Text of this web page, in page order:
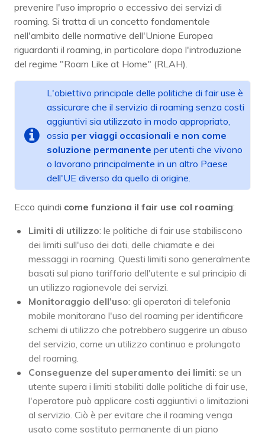
prevenire l'uso improprio o eccessivo dei servizi di
roaming. Si tratta di un concetto fondamentale
nell'ambito delle normative dell'Unione Europea
riguardanti il roaming, in particolare dopo l'introduzione
del regime "Roam Like at Home" (RLAH).
L'obiettivo principale delle politiche di fair use è
assicurare che il servizio di roaming senza costi
aggiuntivi sia utilizzato in modo appropriato,
ossia per viaggi occasionali e non come
soluzione permanente per utenti che vivono
o lavorano principalmente in un altro Paese
dell'UE diverso da quello di origine.
Ecco quindi come funziona il fair use col roaming:
Limiti di utilizzo: le politiche di fair use stabiliscono
dei limiti sull'uso dei dati, delle chiamate e dei
messaggi in roaming. Questi limiti sono generalmente
basati sul piano tariffario dell'utente e sul principio di
un utilizzo ragionevole dei servizi.
Monitoraggio dell’uso: gli operatori di telefonia
mobile monitorano l'uso del roaming per identificare
schemi di utilizzo che potrebbero suggerire un abuso
del servizio, come un utilizzo continuo e prolungato
del roaming.
Conseguenze del superamento dei limiti: se un
utente supera i limiti stabiliti dalle politiche di fair use,
l'operatore può applicare costi aggiuntivi o limitazioni
al servizio. Ciò è per evitare che il roaming venga
usato come sostituto permanente di un piano